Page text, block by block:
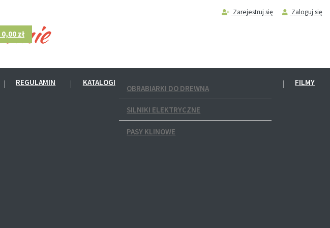
Zarejestruj się Zaloguj się
0,00 zł
REGULAMIN KATALOGI
OBRABIARKI DO DREWNA
SILNIKI ELEKTRYCZNE
PASY KLINOWE
FILMY